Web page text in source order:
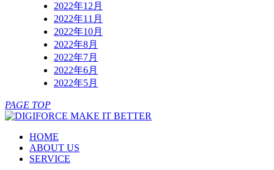
2022年12月
2022年11月
2022年10月
2022年8月
2022年7月
2022年6月
2022年5月
PAGE TOP
HOME
ABOUT US
SERVICE